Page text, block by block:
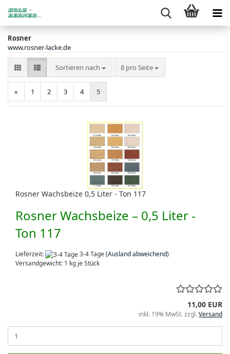
Rosner
www.rosner-lacke.de
Sortieren nach
Sortieren nach 8 pro Seite
pro Seite
« 1 2 3 4 5
Rosner Wachsbeize 0,5 Liter - Ton 117
Rosner Wachsbeize – 0,5 Liter -
Ton 117
Lieferzeit: 3-4 Tage(Ausland abweichend)
Versandgewicht: 1 kg je Stück
11,00 EUR
inkl. 19% MwSt. zzgl.Versand